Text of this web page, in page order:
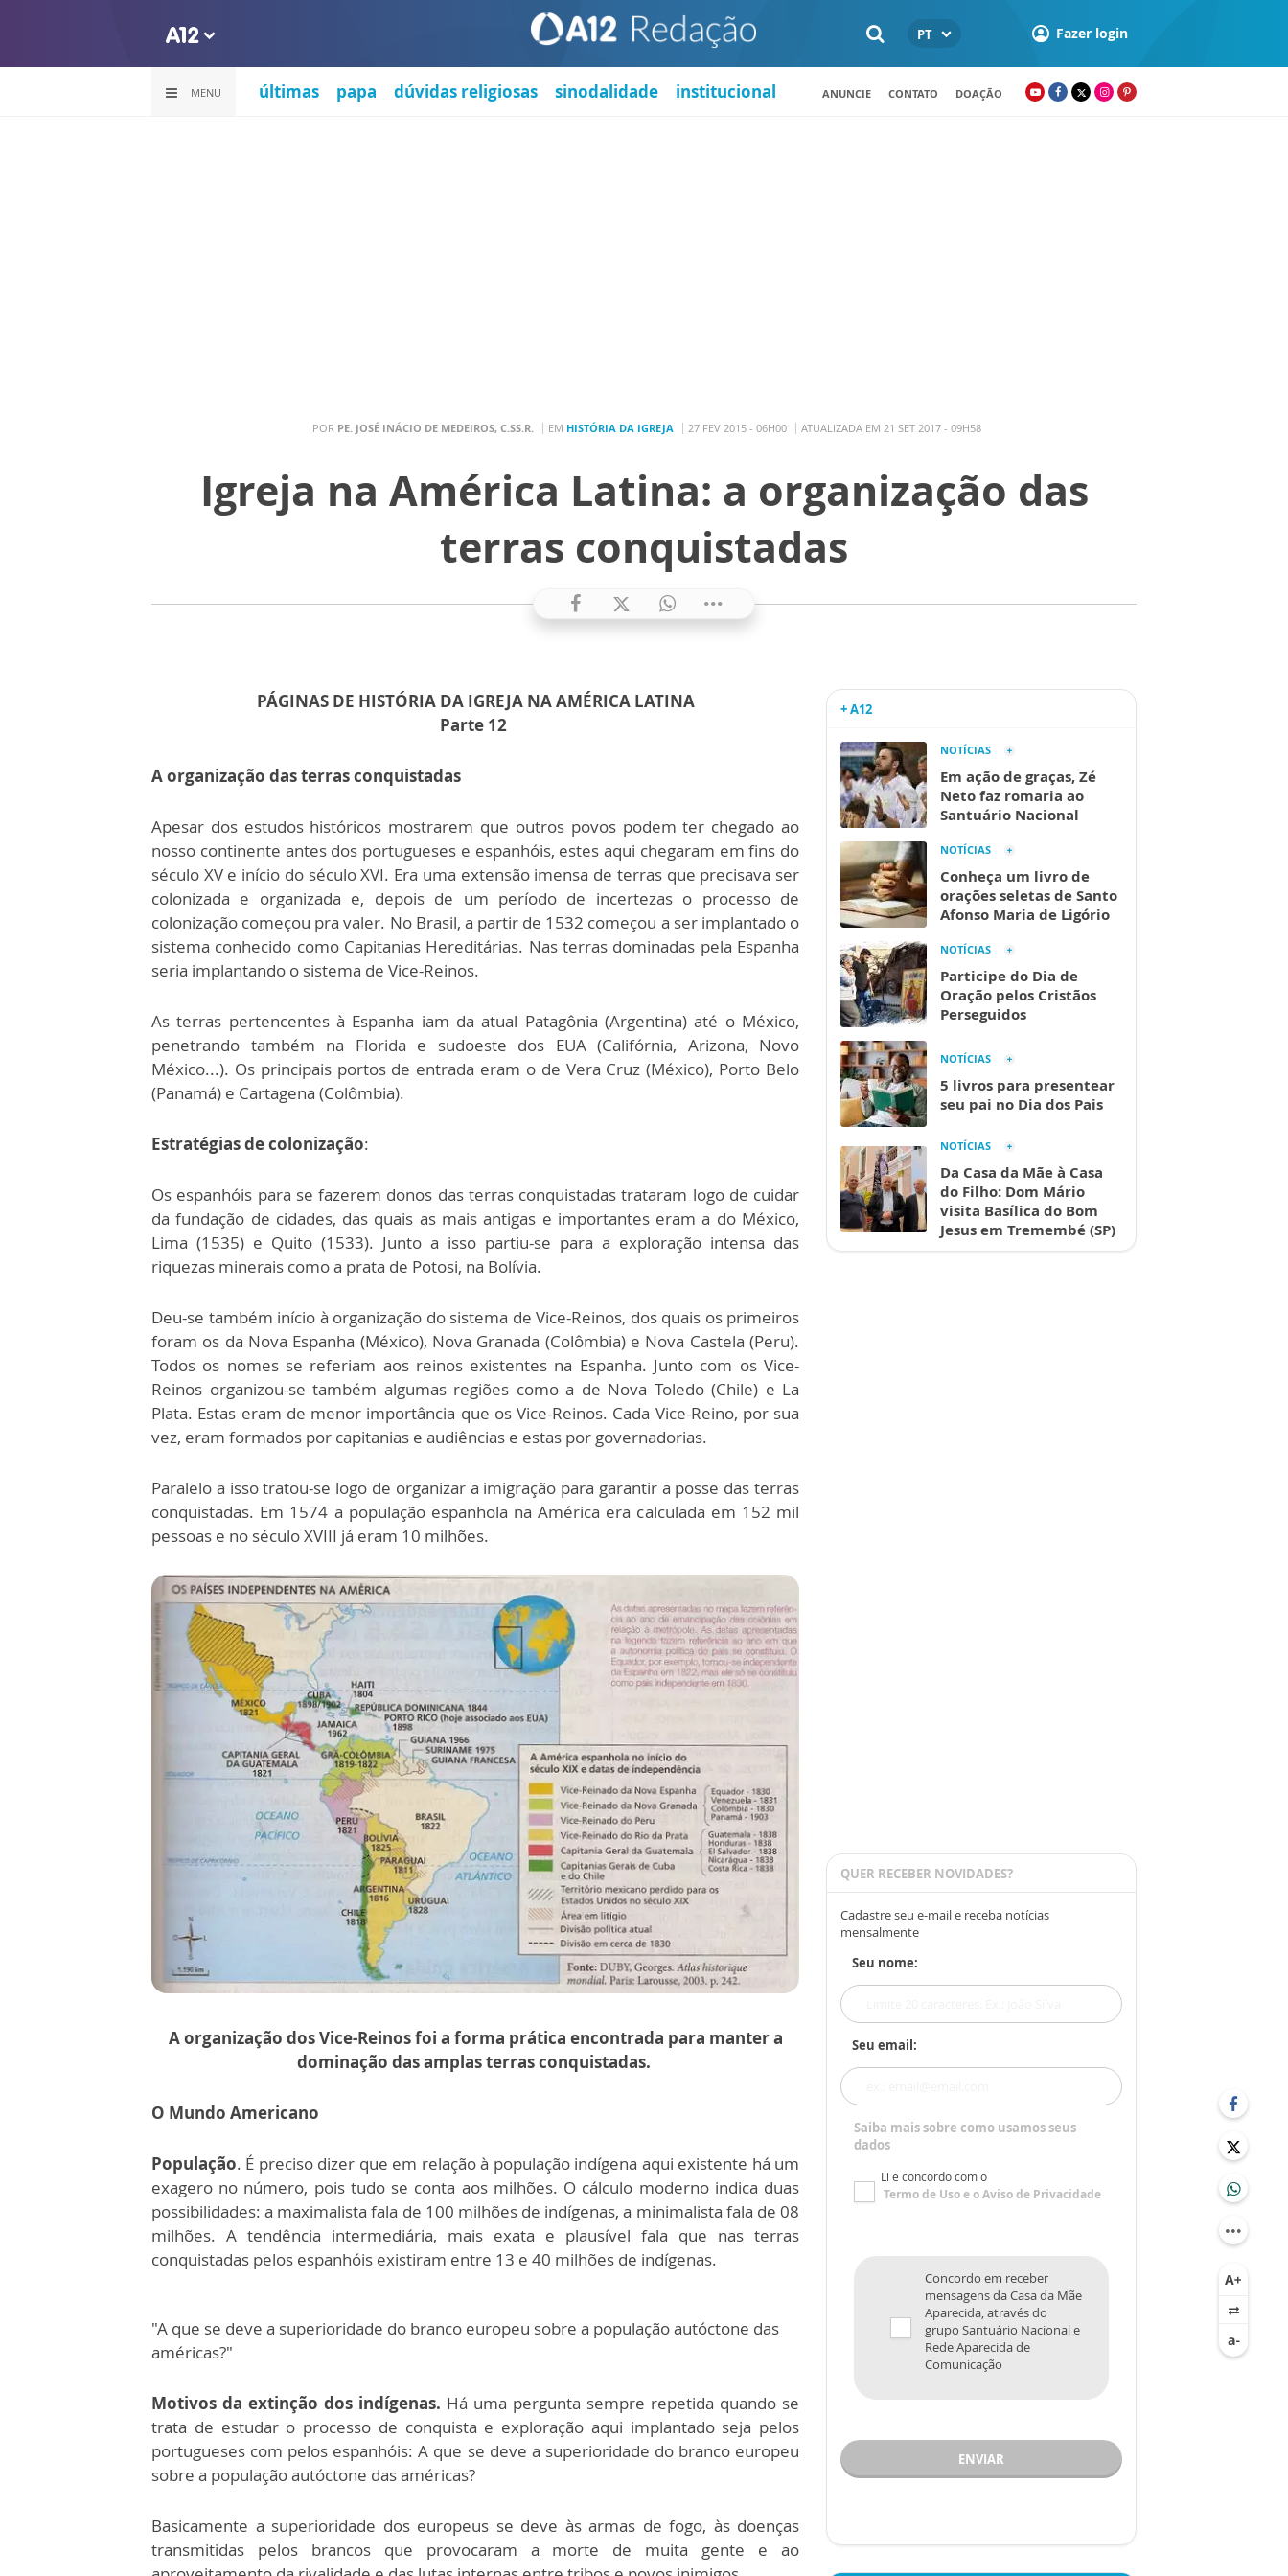
PT Fazer login
MENU últimas papa dúvidas religiosas sinodalidade institucional ANUNCIE CONTATO DOAÇÃO
POR PE. JOSÉ INÁCIO DE MEDEIROS, C.SS.R. EM HISTÓRIA DA IGREJA 27 FEV 2015 - 06H00 ATUALIZADA EM 21 SET 2017 - 09H58
Igreja na América Latina: a organização das
terras conquistadas
PÁGINAS DE HISTÓRIA DA IGREJA NAAMÉRICA LATINA
Parte 12
A organização das terras conquistadas
Apesar dos estudos históricos mostrarem que outros povos podem ter chegado ao
nosso continente antes dos portugueses e espanhóis, estes aqui chegaram em fins do
século XV e início do século XVI. Era uma extensão imensa de terras que precisava ser
colonizada e organizada e, depois de um período de incertezas o processo de
colonização começou pra valer. No Brasil, a partir de 1532 começou a ser implantado o
sistema conhecido como Capitanias Hereditárias. Nas terras dominadas pela Espanha
seria implantando o sistema de Vice-Reinos.
As terras pertencentes à Espanha iam da atual Patagônia (Argentina) até o México,
penetrando também na Florida e sudoeste dos EUA (Califórnia, Arizona, Novo
México...). Os principais portos de entrada eram o de Vera Cruz (México), Porto Belo
(Panamá) e Cartagena (Colômbia).
Estratégias de colonização:
Os espanhóis para se fazerem donos das terras conquistadas trataram logo de cuidar
da fundação de cidades, das quais as mais antigas e importantes eram a do México,
Lima (1535) e Quito (1533). Junto a isso partiu-se para a exploração intensa das
riquezas minerais como a prata de Potosi, na Bolívia.
Deu-se também início à organização do sistema de Vice-Reinos, dos quais os primeiros
foram os da Nova Espanha (México), Nova Granada (Colômbia) e Nova Castela (Peru).
Todos os nomes se referiam aos reinos existentes na Espanha. Junto com os Vice-
Reinos organizou-se também algumas regiões como a de Nova Toledo (Chile) e La
Plata. Estas eram de menor importância que os Vice-Reinos. Cada Vice-Reino, por sua
vez, eram formados por capitanias e audiências e estas por governadorias.
Paralelo a isso tratou-se logo de organizar a imigração para garantir a posse das terras
conquistadas. Em 1574 a população espanhola na América era calculada em 152 mil
pessoas e no século XVIII já eram 10 milhões.
A organização dos Vice-Reinos foi a forma prática encontrada para manter a
dominação das amplas terras conquistadas.
O Mundo Americano
População. É preciso dizer que em relação à população indígena aqui existente há um
exagero no número, pois tudo se conta aos milhões. O cálculo moderno indica duas
possibilidades: a maximalista fala de 100 milhões de indígenas, a minimalista fala de 08
milhões. A tendência intermediária, mais exata e plausível fala que nas terras
conquistadas pelos espanhóis existiram entre 13 e 40 milhões de indígenas.
"A que se deve a superioridade do branco europeu sobre a população autóctone das
américas?"
Motivos da extinção dos indígenas. Há uma pergunta sempre repetida quando se
trata de estudar o processo de conquista e exploração aqui implantado seja pelos
portugueses com pelos espanhóis: A que se deve a superioridade do branco europeu
sobre a população autóctone das américas?
Basicamente a superioridade dos europeus se deve às armas de fogo, às doenças
transmitidas pelos brancos que provocaram a morte de muita gente e ao
+ A12
NOTÍCIAS
Em ação de graças, Zé
Neto faz romaria ao
Santuário Nacional
NOTÍCIAS
Conheça um livro de
orações seletas de Santo
Afonso Maria de Ligório
NOTÍCIAS
Participe do Dia de
Oração pelos Cristãos
Perseguidos
NOTÍCIAS
5 livros para presentear
seu pai no Dia dos Pais
NOTÍCIAS
Da Casa da Mãe à Casa
do Filho: Dom Mário
visita Basílica do Bom
Jesus em Tremembé (SP)
QUER RECEBER NOVIDADES?
Cadastre seu e-mail e receba notícias
mensalmente
Seu nome:
Seu email:
Saiba mais sobre como usamos seus
dados
Li e concordo com o
Termo de Usoe oAviso de Privacidade
Concordo em receber
mensagens da Casa da Mãe
Aparecida, através do
grupo Santuário Nacional e
Rede Aparecida de
Comunicação
ENVIAR